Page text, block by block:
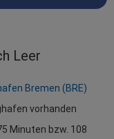
Leer
Bremen (BRE)
vorhanden
Minuten bzw. 108